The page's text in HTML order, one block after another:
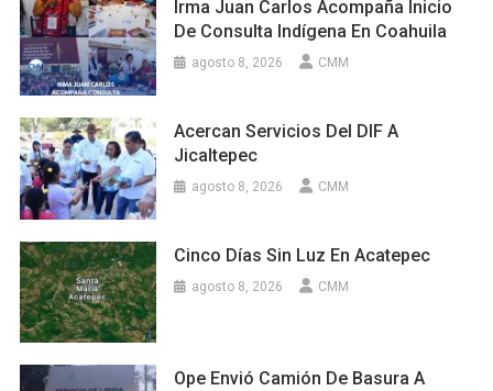
Irma Juan Carlos Acompaña Inicio
De Consulta Indígena En Coahuila
agosto 8, 2026 CMM
Acercan Servicios Del DIF A
Jicaltepec
agosto 8, 2026 CMM
Cinco Días Sin Luz En Acatepec
agosto 8, 2026 CMM
Ope Envió Camión De Basura A